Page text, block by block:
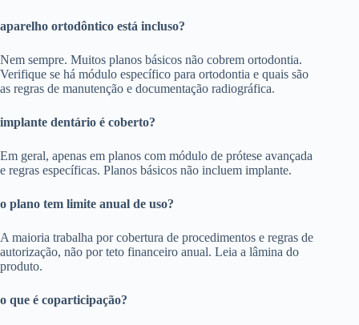
aparelho ortodôntico está incluso?
Nem sempre. Muitos planos básicos não cobrem ortodontia.
Verifique se há módulo específico para ortodontia e quais são
as regras de manutenção e documentação radiográfica.
implante dentário é coberto?
Em geral, apenas em planos com módulo de prótese avançada
e regras específicas. Planos básicos não incluem implante.
o plano tem limite anual de uso?
A maioria trabalha por cobertura de procedimentos e regras de
autorização, não por teto financeiro anual. Leia a lâmina do
produto.
o que é coparticipação?